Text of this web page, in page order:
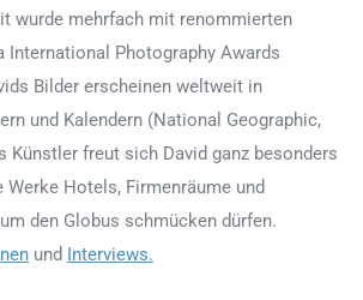
wurde mehrfach mit renommierten
International Photography Awards
Bilder erscheinen weltweit in
und Kalendern (National Geographic,
Künstler freut sich David ganz besonders
Werke Hotels, Firmenräume und
den Globus schmücken dürfen.
und Interviews.